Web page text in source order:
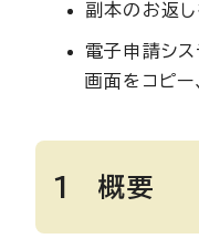
副本のお返
電子申請シ
画面をコピー
1 概要